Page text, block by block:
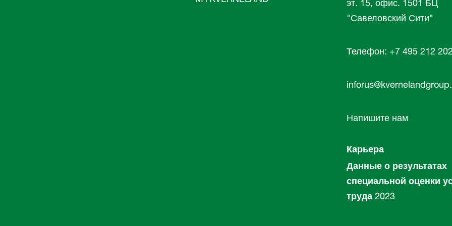
эт. 15, офис. 1501 БЦ
"Савеловский Сити"
Телефон: +7 495 212
Напишите нам
Карьера
Данные о результатах
специальной оценки
труда 2023